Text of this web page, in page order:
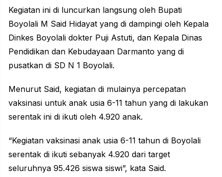
Kegiatan ini di luncurkan langsung oleh Bupati
Boyolali M Said Hidayat yang di dampingi oleh Kepala
Dinkes Boyolali dokter Puji Astuti, dan Kepala Dinas
Pendidikan dan Kebudayaan Darmanto yang di
pusatkan di SD N 1 Boyolali.
Menurut Said, kegiatan di mulainya percepatan
vaksinasi untuk anak usia 6-11 tahun yang di lakukan
serentak ini di ikuti oleh 4.920 anak.
“Kegiatan vaksinasi anak usia 6-11 tahun di Boyolali
serentak di ikuti sebanyak 4.920 dari target
seluruhnya 95.426 siswa siswi”, kata Said.